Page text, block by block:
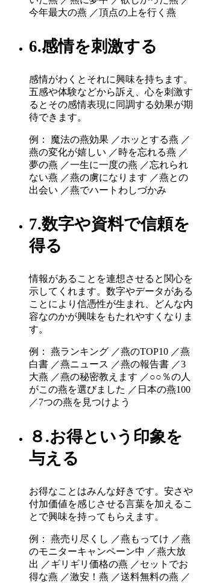
今年最大の燕 ／頂点の上を行く燕
6.感情を刺激する
感情がわくとそれに興味を持ちます。
五感や体験などから訴え、心を刺激す
るとその感情表現に同調する効果が期
待できます。
例： 魔法の燕効果 ／ホッとする燕 ／
燕の変化が嬉しい ／時を忘れる燕 ／
夢の燕 ／一生に一度の燕 ／忘れられ
ない燕 ／燕の虜になります ／燕との
出会い ／燕でハートわしづかみ
7.数字や資料で信頼を
得る
情報があることを連想させると関心を
示してくれます。数字やデータがある
ことにより信憑性が生まれ、どんな内
容なのかが興味をもたれやすくなりま
す。
例： 燕ランキング ／燕のTOP10 ／燕
白書 ／燕ニュース ／燕の報告書 ／3
大燕 ／燕の秘密教えます ／○○％の人
がこの燕を選びました ／日本の燕100
／7つの燕を見つけよう
８.お得という印象を
与える
お得なことはみんな好きです。安さや
付加価値を感じさせる言葉を加えるこ
とで興味を持ってもらえます。
例： 燕売り尽くし ／燕もってけ ／燕
のモニターキャンペーン中 ／燕大放
出 ／ギリギリ価格の燕 ／セットでお
得な燕 ／激安！燕 ／送料無料の燕 ／